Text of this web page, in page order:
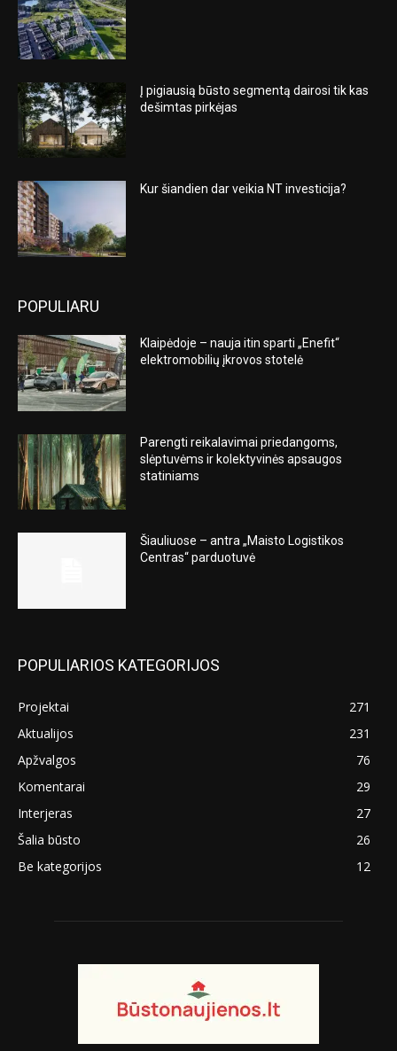
Į pigiausią būsto segmentą dairosi tik kas
dešimtas pirkėjas
Kur šiandien dar veikia NT investicija?
POPULIARU
Klaipėdoje – nauja itin sparti „Enefit“
elektromobilių įkrovos stotelė
Parengti reikalavimai priedangoms,
slėptuvėms ir kolektyvinės apsaugos
statiniams
Šiauliuose – antra „Maisto Logistikos
Centras“ parduotuvė
POPULIARIOS KATEGORIJOS
Projektai
271
Aktualijos
231
Apžvalgos
76
Komentarai
29
Interjeras
27
Šalia būsto
26
Be kategorijos
12